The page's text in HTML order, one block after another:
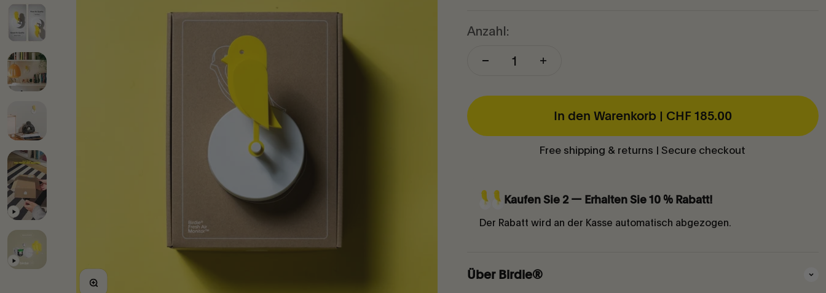
Bild vergrößern
Anzahl:
In den Warenkorb | CHF 185.00
Free shipping & returns | Secure checkout
Kaufen Sie 2 — Erhalten Sie 10 % Rabatt!
Der Rabatt wird an der Kasse automatisch abgezogen.
Über Birdie®